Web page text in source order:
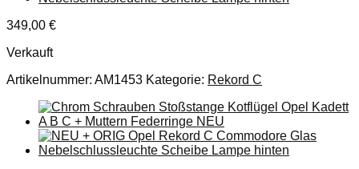
349,00 €
Verkauft
Artikelnummer: AM1453 Kategorie: Rekord C